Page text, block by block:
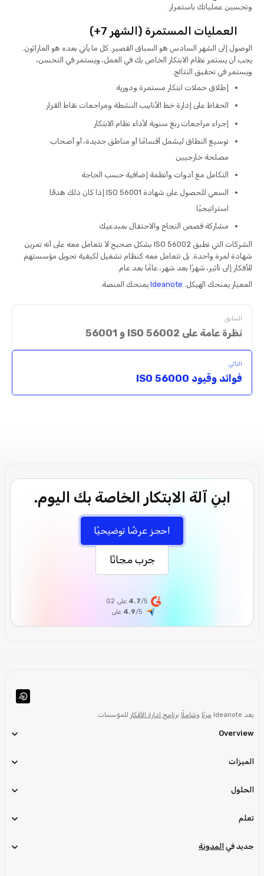
وتحسين عملياتك باستمرار.
العمليات المستمرة (الشهر 7+)
الوصول إلى الشهر السادس هو السباق القصير. كل ما يأتي بعده هو الماراثون.
يجب أن يستمر نظام الابتكار الخاص بك في العمل، ويستمر في التحسن،
ويستمر في تحقيق النتائج.
إطلاق حملات ابتكار مستمرة ودورية
الحفاظ على إدارة خط الأنابيب النشطة ومراجعات نقاط القرار
إجراء مراجعات ربع سنوية لأداء نظام الابتكار
توسيع النطاق ليشمل أقسامًا أو مناطق جديدة، أو أصحاب
مصلحة خارجيين
التكامل مع أدوات وأنظمة إضافية حسب الحاجة
السعي للحصول على شهادة ISO 56001 إذا كان ذلك هدفًا
استراتيجيًا
مشاركة قصص النجاح والاحتفال بمبدعيك
الشركات التي تطبق ISO 56002 بشكل صحيح لا تتعامل معه على أنه تمرين
شهادة لمرة واحدة. بل تتعامل معه كنظام تشغيل لكيفية تحويل مؤسستهم
للأفكار إلى تأثير، شهرًا بعد شهر، عامًا بعد عام.
المعيار يمنحك الهيكل. Ideanote يمنحك المنصة.
السابق
نظرة عامة على ISO 56002 و 56001
التالي
فوائد وقيود ISO 56000
ابنِ آلة الابتكار الخاصة بك اليوم.
احجز عرضًا توضيحيًا
جرب مجانًا
4.7/5 على G2
4.9/5 على
يعد Ideanote مرنًا وشاملًا برنامج إدارة الأفكار للمؤسسات.
Overview
الميزات
الحلول
تعلم
جديد في المدونة